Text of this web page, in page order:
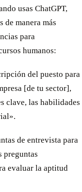
usas ChatGPT,
de manera más
para
humanos:
del puesto para
[de tu sector],
clave, las habilidades
de entrevista para
preguntas
evaluar la aptitud